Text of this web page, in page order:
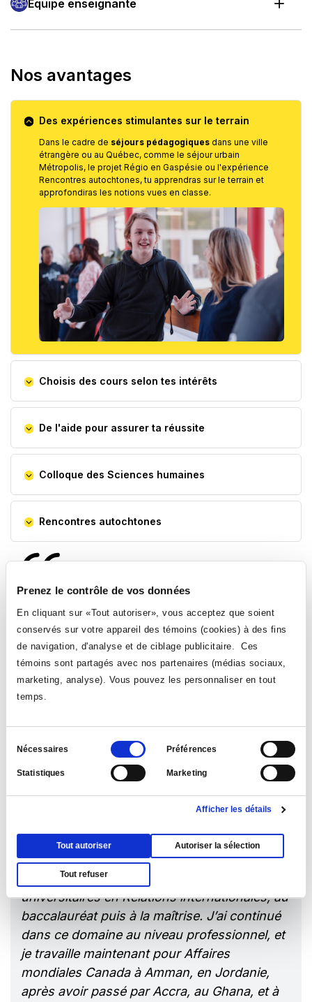
Prenez le contrôle de vos données
En cliquant sur «Tout autoriser», vous acceptez que soient
conservés sur votre appareil des témoins (cookies) à des fins
de navigation, d'analyse et de ciblage publicitaire. Ces
témoins sont partagés avec nos partenaires (médias sociaux,
marketing, analyse). Vous pouvez les personnaliser en tout
temps.
Sélection
consentement
Nécessaires Préférences
Statistiques Marketing
Afficher les détails
Tout autoriser Autoriser la sélection
Tout refuser
Équipe enseignante
Nos avantages
Des expériences stimulantes sur le terrain
Dans le cadre de séjours pédagogiques dans une ville
étrangère ou au Québec, comme le séjour urbain
Métropolis, le projet Régio en Gaspésie ou l'expérience
Rencontres autochtones, tu apprendras sur le terrain et
approfondiras les notions vues en classe.
Choisis des cours selon tes intérêts
De l'aide pour assurer ta réussite
Colloque des Sciences humaines
Rencontres autochtones
Mes études au Collège Ahuntsic m’ont
permis d’être bien préparé pour mes études
universitaires en Relations internationales, au
baccalauréat puis à la maîtrise. J’ai continué
dans ce domaine au niveau professionnel, et
je travaille maintenant pour Affaires
mondiales Canada à Amman, en Jordanie,
après avoir passé par Accra, au Ghana, et à